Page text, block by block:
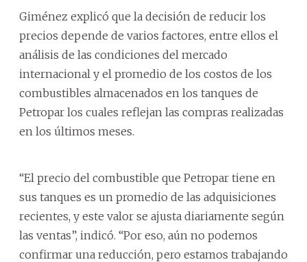
Giménez explicó que la decisión de reducir los
precios depende de varios factores, entre ellos el
análisis de las condiciones del mercado
internacional y el promedio de los costos de los
combustibles almacenados en los tanques de
Petropar los cuales reflejan las compras realizadas
en los últimos meses.
“El precio del combustible que Petropar tiene en
sus tanques es un promedio de las adquisiciones
recientes, y este valor se ajusta diariamente según
las ventas”, indicó. “Por eso, aún no podemos
confirmar una reducción, pero estamos trabajando